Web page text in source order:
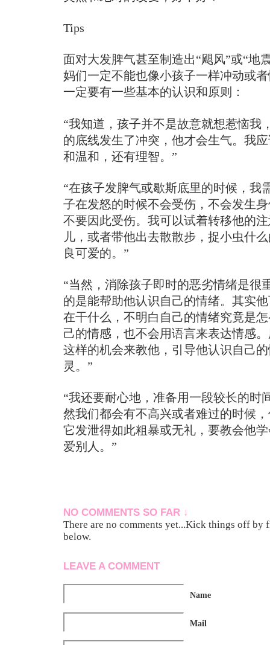
Tips
面对大发脾气甚至制造出“飓风”或“地
妈们一定不能也像小孩子一样冲动或
一定要有一些基本的认识和原则：
“我知道，孩子并不是故意就想惹恼我
的底线发生了冲突，他才会生气。我
和温和，还有理智。”
“在孩子发脾气或歇斯底里的时候，我
子在发怒的时候不会受伤，不会发生
不要因此受伤。我可以试着转移他的
儿，或者带他出去散散步，捉小虫什
良可爱的。”
“当然，消除孩子即时的恶劣情绪是很
的是能帮助他认识自己的情绪。其实
在干什么，不明白自己的情绪究竟是
己的情感，也不会用语言来表达情感
这样的机会来教他，引导他认识自己
灵。”
“我还要耐心地，准备用一段较长的时
然我们都会有不高兴或者难过的时候
它发泄得如此粗暴或无礼，要教会他
爱别人。”
NO COMMENTS SO FAR ↓
There are no comments yet...Kick things off
below.
LEAVE A COMMENT
Name
Mail